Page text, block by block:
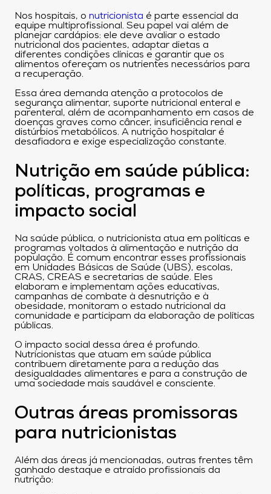
Nos hospitais, o nutricionista é parte essencial da
equipe multiprofissional. Seu papel vai além de
planejar cardápios: ele deve avaliar o estado
nutricional dos pacientes, adaptar dietas a
diferentes condições clínicas e garantir que os
alimentos ofereçam os nutrientes necessários para
a recuperação.
Essa área demanda atenção a protocolos de
segurança alimentar, suporte nutricional enteral e
parenteral, além de acompanhamento em casos de
doenças graves como câncer, insuficiência renal e
distúrbios metabólicos. A nutrição hospitalar é
desafiadora e exige especialização constante.
Nutrição em saúde pública:
políticas, programas e
impacto social
Na saúde pública, o nutricionista atua em políticas e
programas voltados à alimentação e nutrição da
população. É comum encontrar esses profissionais
em Unidades Básicas de Saúde (UBS), escolas,
CRAS, CREAS e secretarias de saúde. Eles
elaboram e implementam ações educativas,
campanhas de combate à desnutrição e à
obesidade, monitoram o estado nutricional da
comunidade e participam da elaboração de políticas
públicas.
O impacto social dessa área é profundo.
Nutricionistas que atuam em saúde pública
contribuem diretamente para a redução das
desigualdades alimentares e para a construção de
uma sociedade mais saudável e consciente.
Outras áreas promissoras
para nutricionistas
Além das áreas já mencionadas, outras frentes têm
ganhado destaque e atraído profissionais da
nutrição: